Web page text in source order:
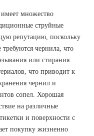
множество
струйные
репутацию, поскольку
чернила, что
или стирания.
что приводит к
чернил и
сопел. Хорошая
на различные
и поверхности с
покупку жизненно